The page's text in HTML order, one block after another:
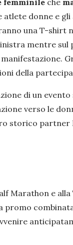
femminile che
donne e
una T-shirt
mentre
della
di un
verso le
storico partner
Marathon e
promo